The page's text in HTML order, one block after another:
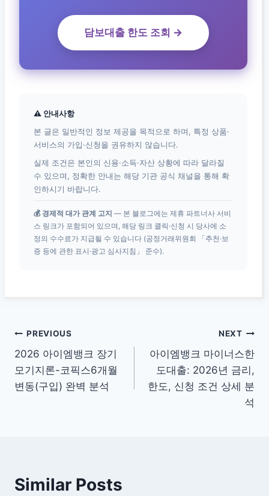
담보대출 한도 조회 →
⚠ 안내사항
본 글은 일반적인 정보 제공을 목적으로 하며, 특정 상품·
서비스의 가입·신청을 권유하지 않습니다.
실제 조건은 본인의 신용·소득·자산 상황에 따라 달라질
수 있으며, 정확한 안내는 해당 기관 공식 채널을 통해 확
인하시기 바랍니다.
💰 경제적 대가 관계 고지 — 본 블로그에는 제휴 파트너사 서비
스 링크가 포함되어 있으며, 해당 링크 클릭·신청 시 당사에 소
정의 수수료가 지급될 수 있습니다 (공정거래위원회 「추천·보
증 등에 관한 표시·광고 심사지침」 준수).
글
탐
색
PREVIOUS
2026 아이엠뱅크 장기
모기지론-코픽스6개월
변동(구입) 완벽 분석
NEXT
아이엠뱅크 마이너스한
도대출: 2026년 금리,
한도, 신청 조건 상세 분
석
Similar Posts